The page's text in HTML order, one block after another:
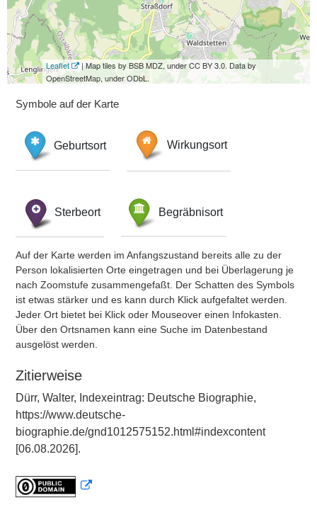
Leaflet
| Map tiles by BSB MDZ, under CC BY 3.0. Data by
OpenStreetMap, under ODbL.
Symbole auf der Karte
Geburtsort Wirkungsort
Sterbeort Begräbnisort
Auf der Karte werden im Anfangszustand bereits alle zu der
Person lokalisierten Orte eingetragen und bei Überlagerung je
nach Zoomstufe zusammengefaßt. Der Schatten des Symbols
ist etwas stärker und es kann durch Klick aufgefaltet werden.
Jeder Ort bietet bei Klick oder Mouseover einen Infokasten.
Über den Ortsnamen kann eine Suche im Datenbestand
ausgelöst werden.
Zitierweise
Dürr, Walter, Indexeintrag: Deutsche Biographie,
https://www.deutsche-
biographie.de/gnd1012575152.html#indexcontent
[06.08.2026].